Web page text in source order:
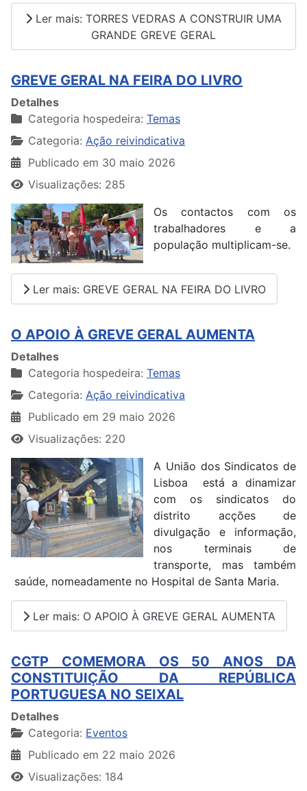
Ler mais: TORRES VEDRAS A CONSTRUIR UMA
GRANDE GREVE GERAL
GREVE GERAL NA FEIRA DO LIVRO
Detalhes
Categoria hospedeira: Temas
Categoria: Ação reivindicativa
Publicado em 30 maio 2026
Visualizações: 285
Os contactos com os
trabalhadores e a
população multiplicam-se.
Ler mais: GREVE GERAL NA FEIRA DO LIVRO
O APOIO À GREVE GERAL AUMENTA
Detalhes
Categoria hospedeira: Temas
Categoria: Ação reivindicativa
Publicado em 29 maio 2026
Visualizações: 220
A União dos Sindicatos de
Lisboa está a dinamizar
com os sindicatos do
distrito acções de
divulgação e informação,
nos terminais de
transporte, mas também
saúde, nomeadamente no Hospital de Santa Maria.
Ler mais: O APOIO À GREVE GERAL AUMENTA
CGTP COMEMORA OS 50 ANOS DA
CONSTITUIÇÃO DA REPÚBLICA
PORTUGUESA NO SEIXAL
Detalhes
Categoria: Eventos
Publicado em 22 maio 2026
Visualizações: 184